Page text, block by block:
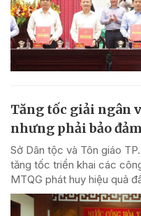
Tăng tốc giải ngân
nhưng phải bảo
Sở Dân tộc và Tôn giáo
tăng tốc triển khai các
MTQG phát huy hiệu quả